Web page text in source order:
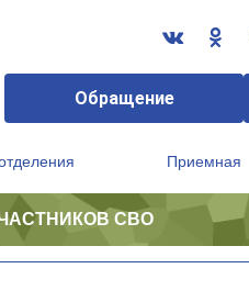
Обращение
Приемная
СВО